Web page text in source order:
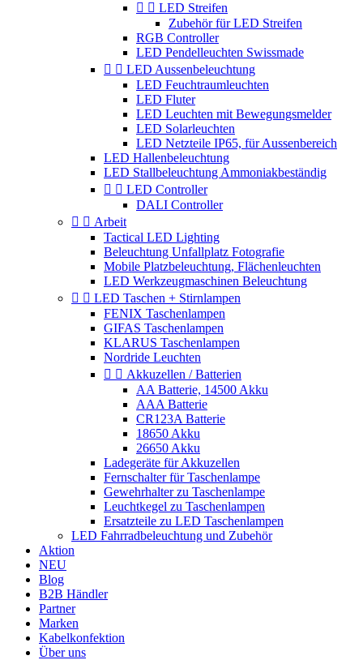
  LED Streifen
Zubehör für LED Streifen
RGB Controller
LED Pendelleuchten Swissmade
  LED Aussenbeleuchtung
LED Feuchtraumleuchten
LED Fluter
LED Leuchten mit Bewegungsmelder
LED Solarleuchten
LED Netzteile IP65, für Aussenbereich
LED Hallenbeleuchtung
LED Stallbeleuchtung Ammoniakbeständig
  LED Controller
DALI Controller
  Arbeit
Tactical LED Lighting
Beleuchtung Unfallplatz Fotografie
Mobile Platzbeleuchtung, Flächenleuchten
LED Werkzeugmaschinen Beleuchtung
  LED Taschen + Stirnlampen
FENIX Taschenlampen
GIFAS Taschenlampen
KLARUS Taschenlampen
Nordride Leuchten
  Akkuzellen / Batterien
AA Batterie, 14500 Akku
AAA Batterie
CR123A Batterie
18650 Akku
26650 Akku
Ladegeräte für Akkuzellen
Fernschalter für Taschenlampe
Gewehrhalter zu Taschenlampe
Leuchtkegel zu Taschenlampen
Ersatzteile zu LED Taschenlampen
LED Fahrradbeleuchtung und Zubehör
Aktion
NEU
Blog
B2B Händler
Partner
Marken
Kabelkonfektion
Über uns